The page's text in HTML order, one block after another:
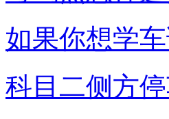
如果你想学
科目二侧方